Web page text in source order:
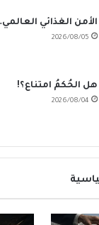
الأمن الغذائي
2026/08/05
هل الحُكمُ امتناع؟!
2026/08/04